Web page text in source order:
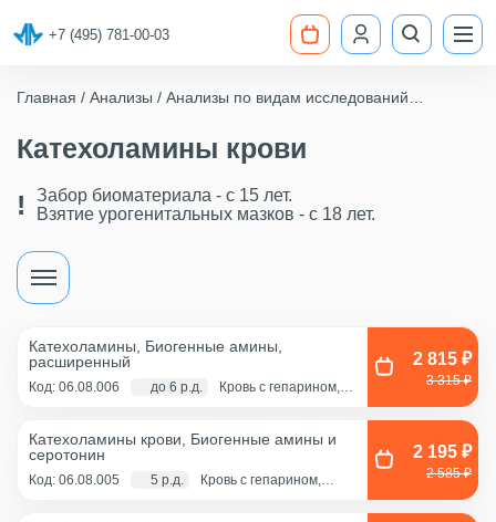
+7 (495) 781-00-03
Главная Анализы
Анализы по видам исследований
Катехоламины крови
Забор биоматериала - c 15 лет.
Взятие урогенитальных мазков - с 18 лет.
Катехоламины, Биогенные амины,
расширенный
Код: 06.08.006 до 6 р.д.
Кровь с гепарином,
(лимонная кислота
2 815 ₽
3 315 ₽
Катехоламины крови, Биогенные амины и
серотонин
Код: 06.08.005 5 р.д.
Кровь с гепарином,
2 195 ₽
2 585 ₽